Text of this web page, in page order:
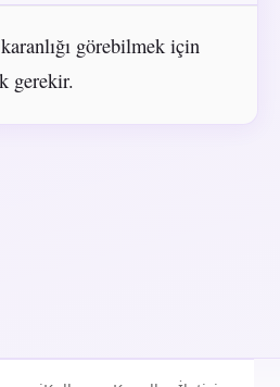
görebilmek için
gerekir.